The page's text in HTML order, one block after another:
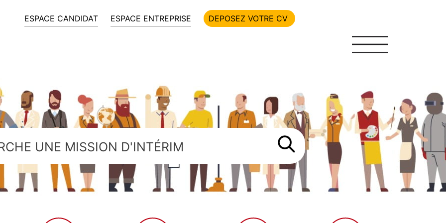
ESPACE CANDIDAT ESPACE ENTREPRISE DEPOSEZ VOTRE CV